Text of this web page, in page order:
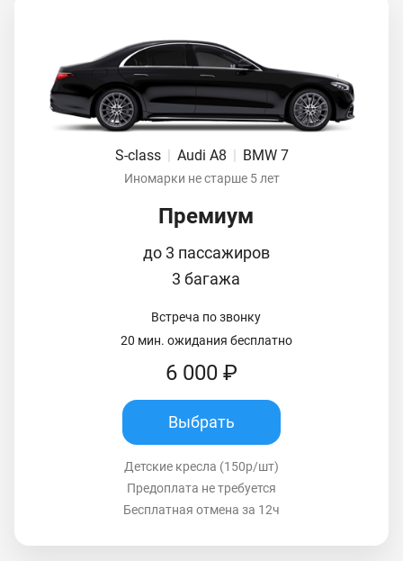
S-class | Audi A8 | BMW 7
Иномарки не старше 5 лет
Премиум
до 3 пассажиров
3 багажа
Встреча по звонку
20 мин. ожидания бесплатно
6 000 ₽
Выбрать
Детские кресла (150р/шт)
Предоплата не требуется
Бесплатная отмена за 12ч